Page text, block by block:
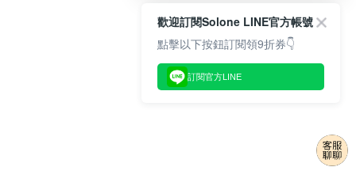
歡迎訂閱Solone LINE官方帳號
點擊以下按鈕訂閱領9折券👇
訂閱官方LINE